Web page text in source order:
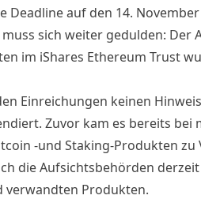
Deadline auf den 14.
muss sich weiter gedulden: Der
im iShares Ethereum Trust
Einreichungen keinen
Zuvor kam es bereits bei
-und Staking-Produkten
die Aufsichtsbehörden
verwandten Produkten.